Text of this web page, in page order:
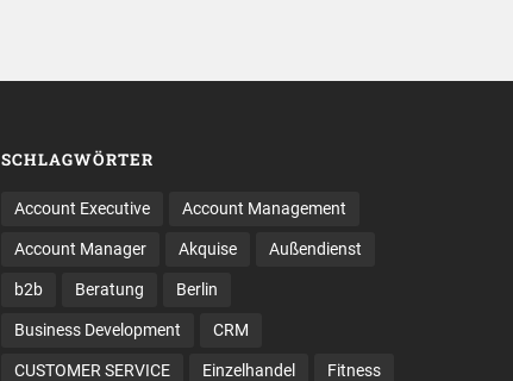
SCHLAGWÖRTER
Account Executive Account Management
Account Manager Akquise Außendienst
b2b Beratung Berlin
Business Development CRM
CUSTOMER SERVICE Einzelhandel Fitness